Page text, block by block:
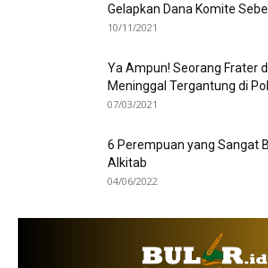
Gelapkan Dana Komite
10/11/2021
Ya Ampun! Seorang Frater
Meninggal Tergantung di
07/03/2021
6 Perempuan yang Sangat
Alkitab
04/06/2022